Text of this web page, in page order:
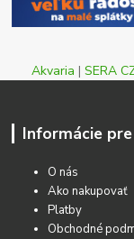
Akvaria | SERA
Informácie
O nás
Ako nakupovať
Platby
Obchodné